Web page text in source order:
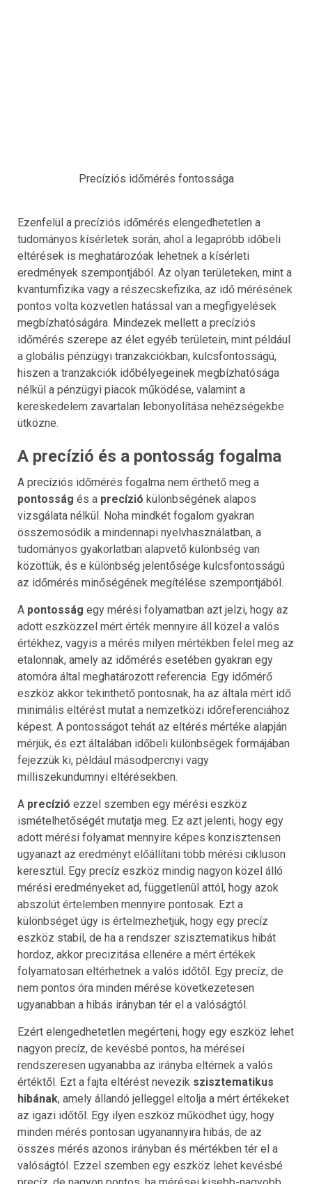
Precíziós időmérés fontossága
Ezenfelül a precíziós időmérés elengedhetetlen a
tudományos kísérletek során, ahol a legapróbb időbeli
eltérések is meghatározóak lehetnek a kísérleti
eredmények szempontjából. Az olyan területeken, mint a
kvantumfizika vagy a részecskefizika, az idő mérésének
pontos volta közvetlen hatással van a megfigyelések
megbízhatóságára. Mindezek mellett a precíziós
időmérés szerepe az élet egyéb területein, mint például
a globális pénzügyi tranzakciókban, kulcsfontosságú,
hiszen a tranzakciók időbélyegeinek megbízhatósága
nélkül a pénzügyi piacok működése, valamint a
kereskedelem zavartalan lebonyolítása nehézségekbe
ütközne.
A precízió és a pontosság fogalma
A precíziós időmérés fogalma nem érthető meg a
pontosság és a precízió különbségének alapos
vizsgálata nélkül. Noha mindkét fogalom gyakran
összemosódik a mindennapi nyelvhasználatban, a
tudományos gyakorlatban alapvető különbség van
közöttük, és e különbség jelentősége kulcsfontosságú
az időmérés minőségének megítélése szempontjából.
A pontosság egy mérési folyamatban azt jelzi, hogy az
adott eszközzel mért érték mennyire áll közel a valós
értékhez, vagyis a mérés milyen mértékben felel meg az
etalonnak, amely az időmérés esetében gyakran egy
atomóra által meghatározott referencia. Egy időmérő
eszköz akkor tekinthető pontosnak, ha az általa mért idő
minimális eltérést mutat a nemzetközi időreferenciához
képest. A pontosságot tehát az eltérés mértéke alapján
mérjük, és ezt általában időbeli különbségek formájában
fejezzük ki, például másodpercnyi vagy
milliszekundumnyi eltérésekben.
A precízió ezzel szemben egy mérési eszköz
ismételhetőségét mutatja meg. Ez azt jelenti, hogy egy
adott mérési folyamat mennyire képes konzisztensen
ugyanazt az eredményt előállítani több mérési cikluson
keresztül. Egy precíz eszköz mindig nagyon közel álló
mérési eredményeket ad, függetlenül attól, hogy azok
abszolút értelemben mennyire pontosak. Ezt a
különbséget úgy is értelmezhetjük, hogy egy precíz
eszköz stabil, de ha a rendszer szisztematikus hibát
hordoz, akkor precizitása ellenére a mért értékek
folyamatosan eltérhetnek a valós időtől. Egy precíz, de
nem pontos óra minden mérése következetesen
ugyanabban a hibás irányban tér el a valóságtól.
Ezért elengedhetetlen megérteni, hogy egy eszköz lehet
nagyon precíz, de kevésbé pontos, ha mérései
rendszeresen ugyanabba az irányba eltérnek a valós
értéktől. Ezt a fajta eltérést nevezik szisztematikus
hibának, amely állandó jelleggel eltolja a mért értékeket
az igazi időtől. Egy ilyen eszköz működhet úgy, hogy
minden mérés pontosan ugyanannyira hibás, de az
összes mérés azonos irányban és mértékben tér el a
valóságtól. Ezzel szemben egy eszköz lehet kevésbé